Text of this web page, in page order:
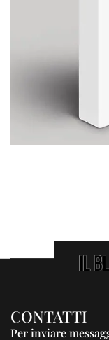
CONTATTI
Per inviare